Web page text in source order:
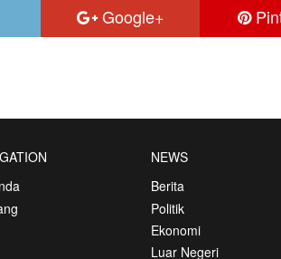
Google+
NEWS
Berita
Politik
Ekonomi
Luar Negeri